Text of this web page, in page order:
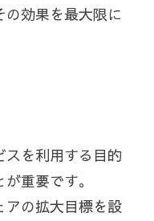
効果を最大限に
スを利用する目的
重要です。
アの拡大目標を設